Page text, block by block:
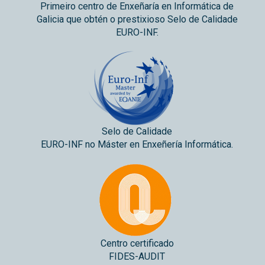
Primeiro centro de Enxeñaría en Informática de
Galicia que obtén o prestixioso Selo de Calidade
EURO-INF.
Selo de Calidade
EURO-INF no Máster en Enxeñería Informática.
Centro certificado
FIDES-AUDIT